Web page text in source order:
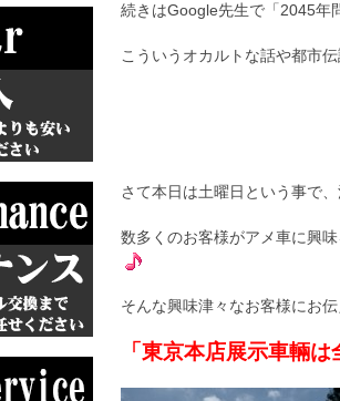
続きはGoogle先生で「2045年
こういうオカルトな話や都市
さて本日は土曜日という事で
数多くのお客様がアメ車に興
そんな興味津々なお客様にお
「東京本店展示車輛